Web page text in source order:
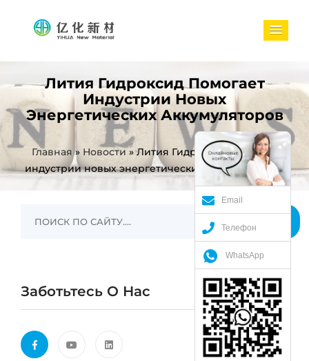
Лития Гидроксид Помогает
Индустрии Новых
Энергетических Аккумуляторов
Главная » Новости»Лития Гидроксид помогает
индустрии новых энергетических аккумуляторов
Заботьтесь О Нас
Email
Телефон
WhatsApp